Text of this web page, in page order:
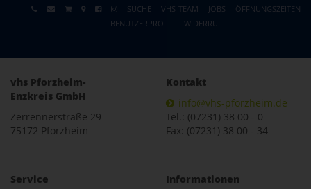
SUCHE VHS-TEAM JOBS
ÖFFNUNGSZEITEN
BENUTZERPROFIL
WIDERRUF
vhs Pforzheim-
Enzkreis GmbH
Zerrennerstraße 29
75172 Pforzheim
Kontakt
info@vhs-pforzheim.de
Tel.: (07231) 38 00 - 0
Fax: (07231) 38 00 - 34
Service
Informationen